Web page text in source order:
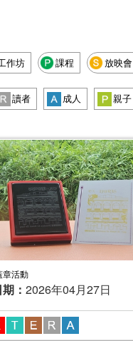
作坊 課程 放映會
讀者 成人 親子
章活動
： 2026年04月27日